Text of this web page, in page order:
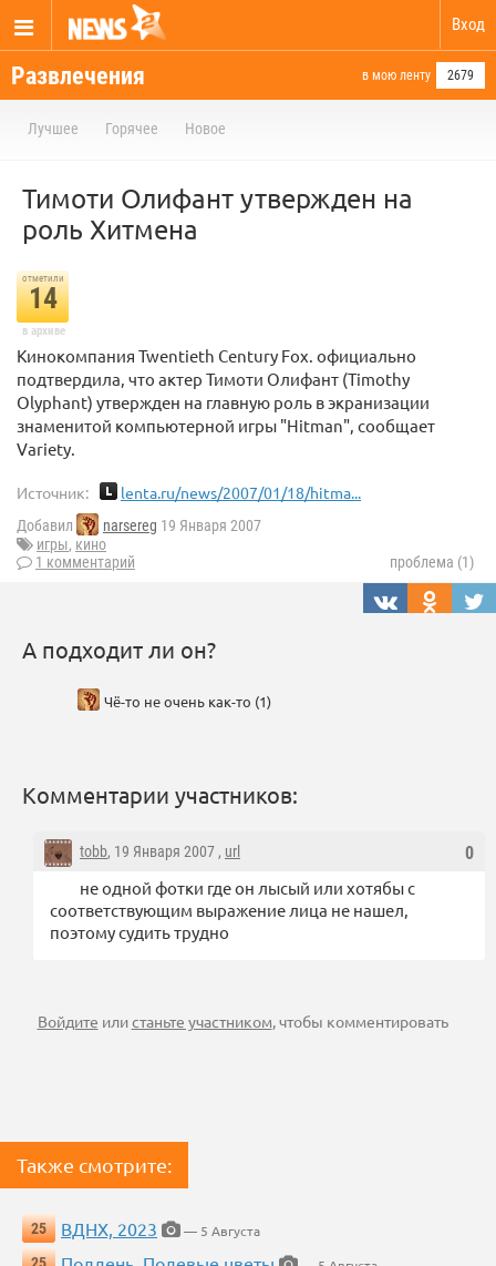
Вход
Развлечения в мою ленту 2679
Лучшее Горячее Новое
Тимоти Олифант утвержден на
роль Хитмена
отметили
14
в архиве
Кинокомпания Twentieth Century Fox. официально
подтвердила, что актер Тимоти Олифант (Timothy
Olyphant) утвержден на главную роль в экранизации
знаменитой компьютерной игры "Hitman", сообщает
Variety.
Источник: lenta.ru/news/2007/01/18/hitma...
Добавил narsereg 19 Января 2007
игры, кино
1 комментарий
проблема (1)
А подходит ли он?
Чё-то не очень как-то (1)
Комментарии участников:
0
tobb, 19 Января 2007 , url
не одной фотки где он лысый или хотябы с
соответствующим выражение лица не нашел,
поэтому судить трудно
Войдите илистаньте участником, чтобы комментировать
Также смотрите:
25 ВДНХ, 2023
— 5 Августа